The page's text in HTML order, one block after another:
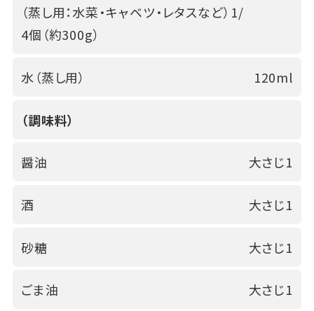
（蒸し用：水菜・キャベツ・レタスなど）1/
4個（約300g）
水（蒸し用） 120ml
（調味料）
醤油 大さじ1
酒 大さじ1
砂糖 大さじ1
ごま油 大さじ1